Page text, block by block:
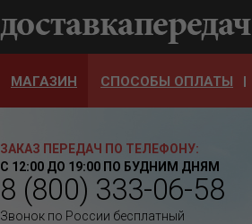
МАГАЗИН СПОСОБЫ ОПЛАТЫ
ЗАКАЗ ПЕРЕДАЧ ПО ТЕЛЕФОНУ:
С 12:00 ДО 19:00 ПО БУДНИМ ДНЯМ
8 (800) 333-06-58
Звонок по России бесплатный